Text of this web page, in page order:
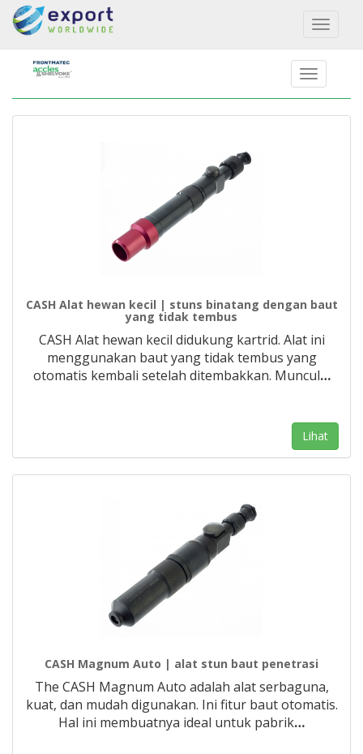
Toggle
CASH Alat hewan kecil | stuns binatang dengan baut
yang tidak tembus
CASH Alat hewan kecil didukung kartrid. Alat ini
menggunakan baut yang tidak tembus yang
otomatis kembali setelah ditembakkan. Muncul…
Lihat
CASH Magnum Auto | alat stun baut penetrasi
The CASH Magnum Auto adalah alat serbaguna,
kuat, dan mudah digunakan. Ini fitur baut otomatis.
Hal ini membuatnya ideal untuk pabrik…